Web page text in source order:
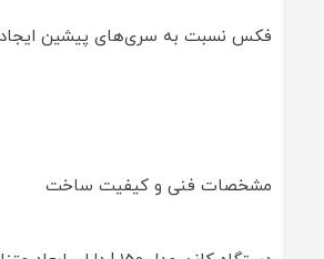
فکس نسبت به سری‌های پیشین ایجاد
مشخصات فنی و کیفیت ساخت